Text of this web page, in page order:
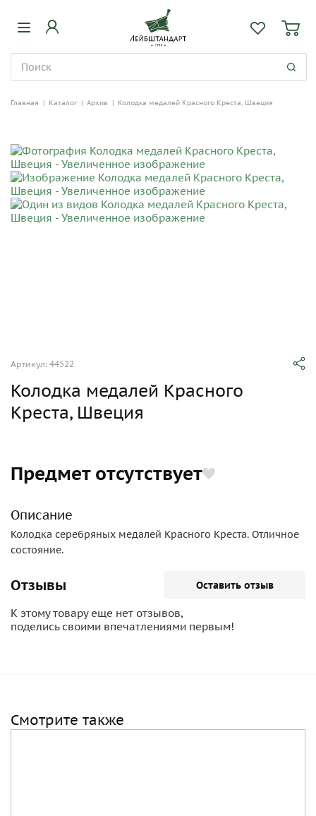
Главная | Каталог | Архив | Колодка медалей Красного Креста, Швеция
Артикул: 44522
Колодка медалей Красного
Креста, Швеция
Предмет отсутствует
Описание
Колодка серебряных медалей Красного Креста. Отличное
состояние.
Отзывы Оставить отзыв
К этому товару еще нет отзывов,
поделись своими впечатлениями первым!
Смотрите также